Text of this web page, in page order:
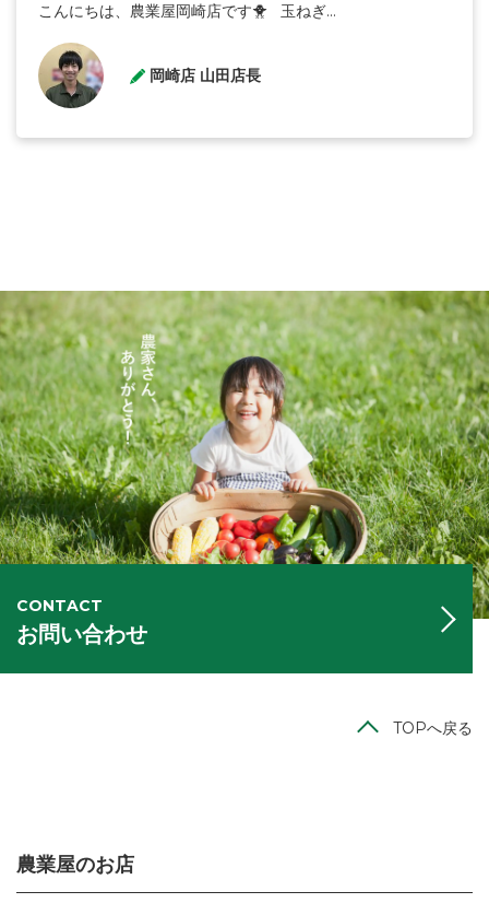
こんにちは、農業屋岡崎店です🐥 玉ねぎ...
岡崎店 山田店長
CONTACT
お問い合わせ
TOPへ戻る
農業屋のお店